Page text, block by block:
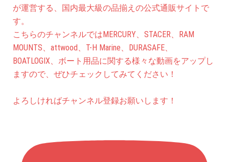
が運営する、国内最大級の品揃えの公式通販サイトで
す。
こちらのチャンネルではMERCURY、STACER、RAM
MOUNTS、attwood、T-H Marine、DURASAFE、
BOATLOGIX、ボート用品に関する様々な動画をアップし
ますので、ぜひチェックしてみてください！
よろしければチャンネル登録お願いします！